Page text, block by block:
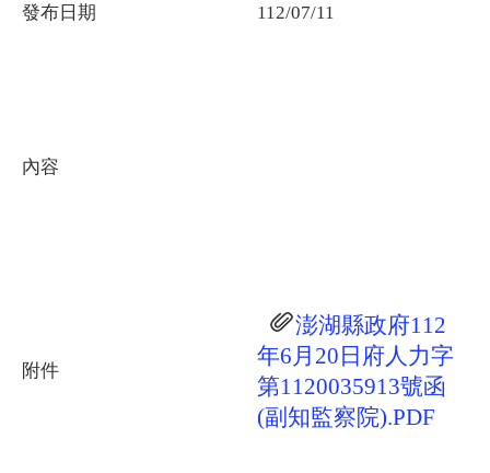
發布日期 112/07/11
內容
附件
澎湖縣政府112
年6月20日府人力字
第1120035913號函
(副知監察院).PDF